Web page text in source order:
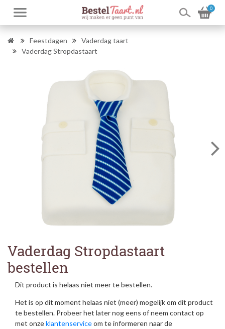
0
Feestdagen
Vaderdag taart
Vaderdag Stropdastaart
Vaderdag Stropdastaart
bestellen
Dit product is helaas niet meer te bestellen.
Het is op dit moment helaas niet (meer) mogelijk om dit product
te bestellen. Probeer het later nog eens of neem contact op
met onzeklantenserviceom te informeren naar de